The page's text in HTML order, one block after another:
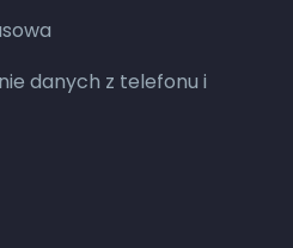
danych z telefonu i